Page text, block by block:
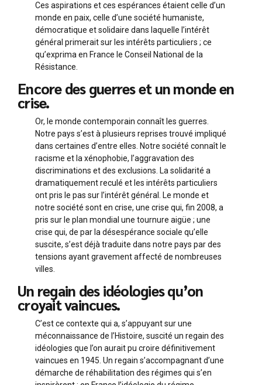
Ces aspirations et ces espérances étaient celle d’un
monde en paix, celle d’une société humaniste,
démocratique et solidaire dans laquelle l’intérêt
général primerait sur les intérêts particuliers ; ce
qu’exprima en France le Conseil National de la
Résistance.
Encore des guerres et un monde en
crise.
Or, le monde contemporain connaît les guerres.
Notre pays s’est à plusieurs reprises trouvé impliqué
dans certaines d’entre elles. Notre société connaît le
racisme et la xénophobie, l’aggravation des
discriminations et des exclusions. La solidarité a
dramatiquement reculé et les intérêts particuliers
ont pris le pas sur l’intérêt général. Le monde et
notre société sont en crise, une crise qui, fin 2008, a
pris sur le plan mondial une tournure aigüe ; une
crise qui, de par la désespérance sociale qu’elle
suscite, s’est déjà traduite dans notre pays par des
tensions ayant gravement affecté de nombreuses
villes.
Un regain des idéologies qu’on
croyait vaincues.
C’est ce contexte qui a, s’appuyant sur une
méconnaissance de l’Histoire, suscité un regain des
idéologies que l’on aurait pu croire définitivement
vaincues en 1945. Un regain s’accompagnant d’une
démarche de réhabilitation des régimes qui s’en